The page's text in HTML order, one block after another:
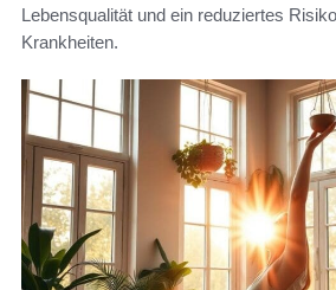
Lebensqualität und ein reduziertes
Krankheiten.